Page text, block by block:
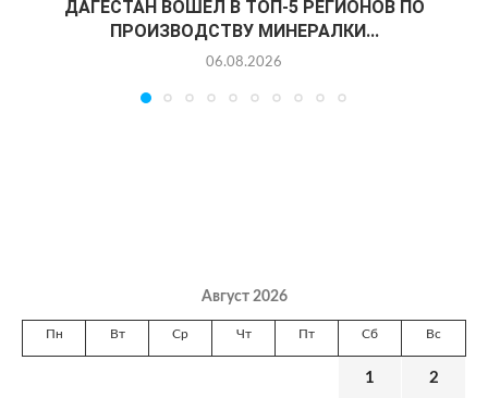
ДАГЕСТАН ВОШЕЛ В ТОП-5 РЕГИОНОВ ПО
ПРОИЗВОДСТВУ МИНЕРАЛКИ...
06.08.2026
Август 2026
Пн Вт Ср Чт Пт Сб Вс
1 2